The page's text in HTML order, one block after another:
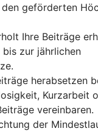
geförderten
Ihre Beiträge
bis zur jährlichen
herabsetzen
Kurzarbeit
vereinbaren.
der